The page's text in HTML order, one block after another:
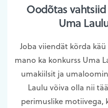
Oodõtas
Uma
Joba viiendät kõrda
mano ka konkurss Uma
umakiilsit ja
Laulu võiva olla nii
perimuslike motiivega,